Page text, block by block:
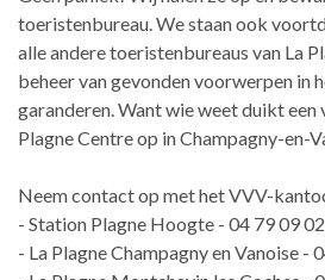
toeristenbureau. We staan ook
alle andere toeristenbureaus van La
beheer van gevonden voorwerpen in
garanderen. Want wie weet duikt
Plagne Centre op in Champagny-en-
Neem contact op met het VVV-
- Station Plagne Hoogte - 04 79 09
- La Plagne Champagny en Vanoise -